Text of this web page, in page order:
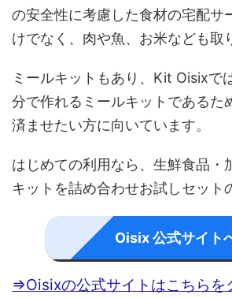
の安全性に考慮した食材の宅配サ
けでなく、肉や魚、お米なども取
ミールキットもあり、Kit Oisixで
分で作れるミールキットであるた
済ませたい方に向いています。
はじめての利用なら、生鮮食品・
キットを詰め合わせお試しセット
Oisix 公式サイト
⇒Oisixの公式サイトはこちらを